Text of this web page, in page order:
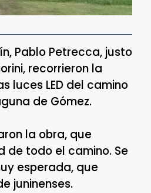
Pablo Petrecca, justo
recorrieron la
luces LED del camino
de Gómez.
la obra, que
de todo el camino. Se
esperada, que
juninenses.